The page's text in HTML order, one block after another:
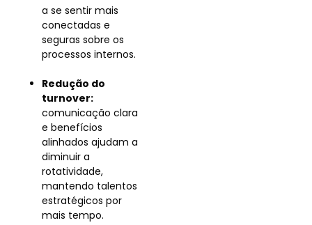
a se sentir mais
conectadas e
seguras sobre os
processos internos.
Redução do
turnover:
comunicação clara
e benefícios
alinhados ajudam a
diminuir a
rotatividade,
mantendo talentos
estratégicos por
mais tempo.